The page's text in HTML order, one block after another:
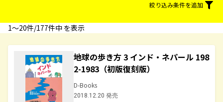
絞り込み条件を追加
1〜20件/177件中 を表示
地球の歩き方 3 インド・ネパール 198
2-1983（初版復刻版）
D-Books
2018.12.20 発売